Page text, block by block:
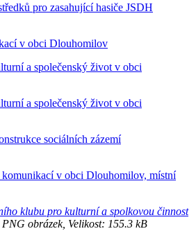
pro zasahující hasiče JSDH
v obci Dlouhomilov
a společenský život v obci
a společenský život v obci
sociálních zázemí
v obci Dlouhomilov, místní
klubu pro kulturní a spolkovou činnost
PNG obrázek, Velikost: 155.3 kB